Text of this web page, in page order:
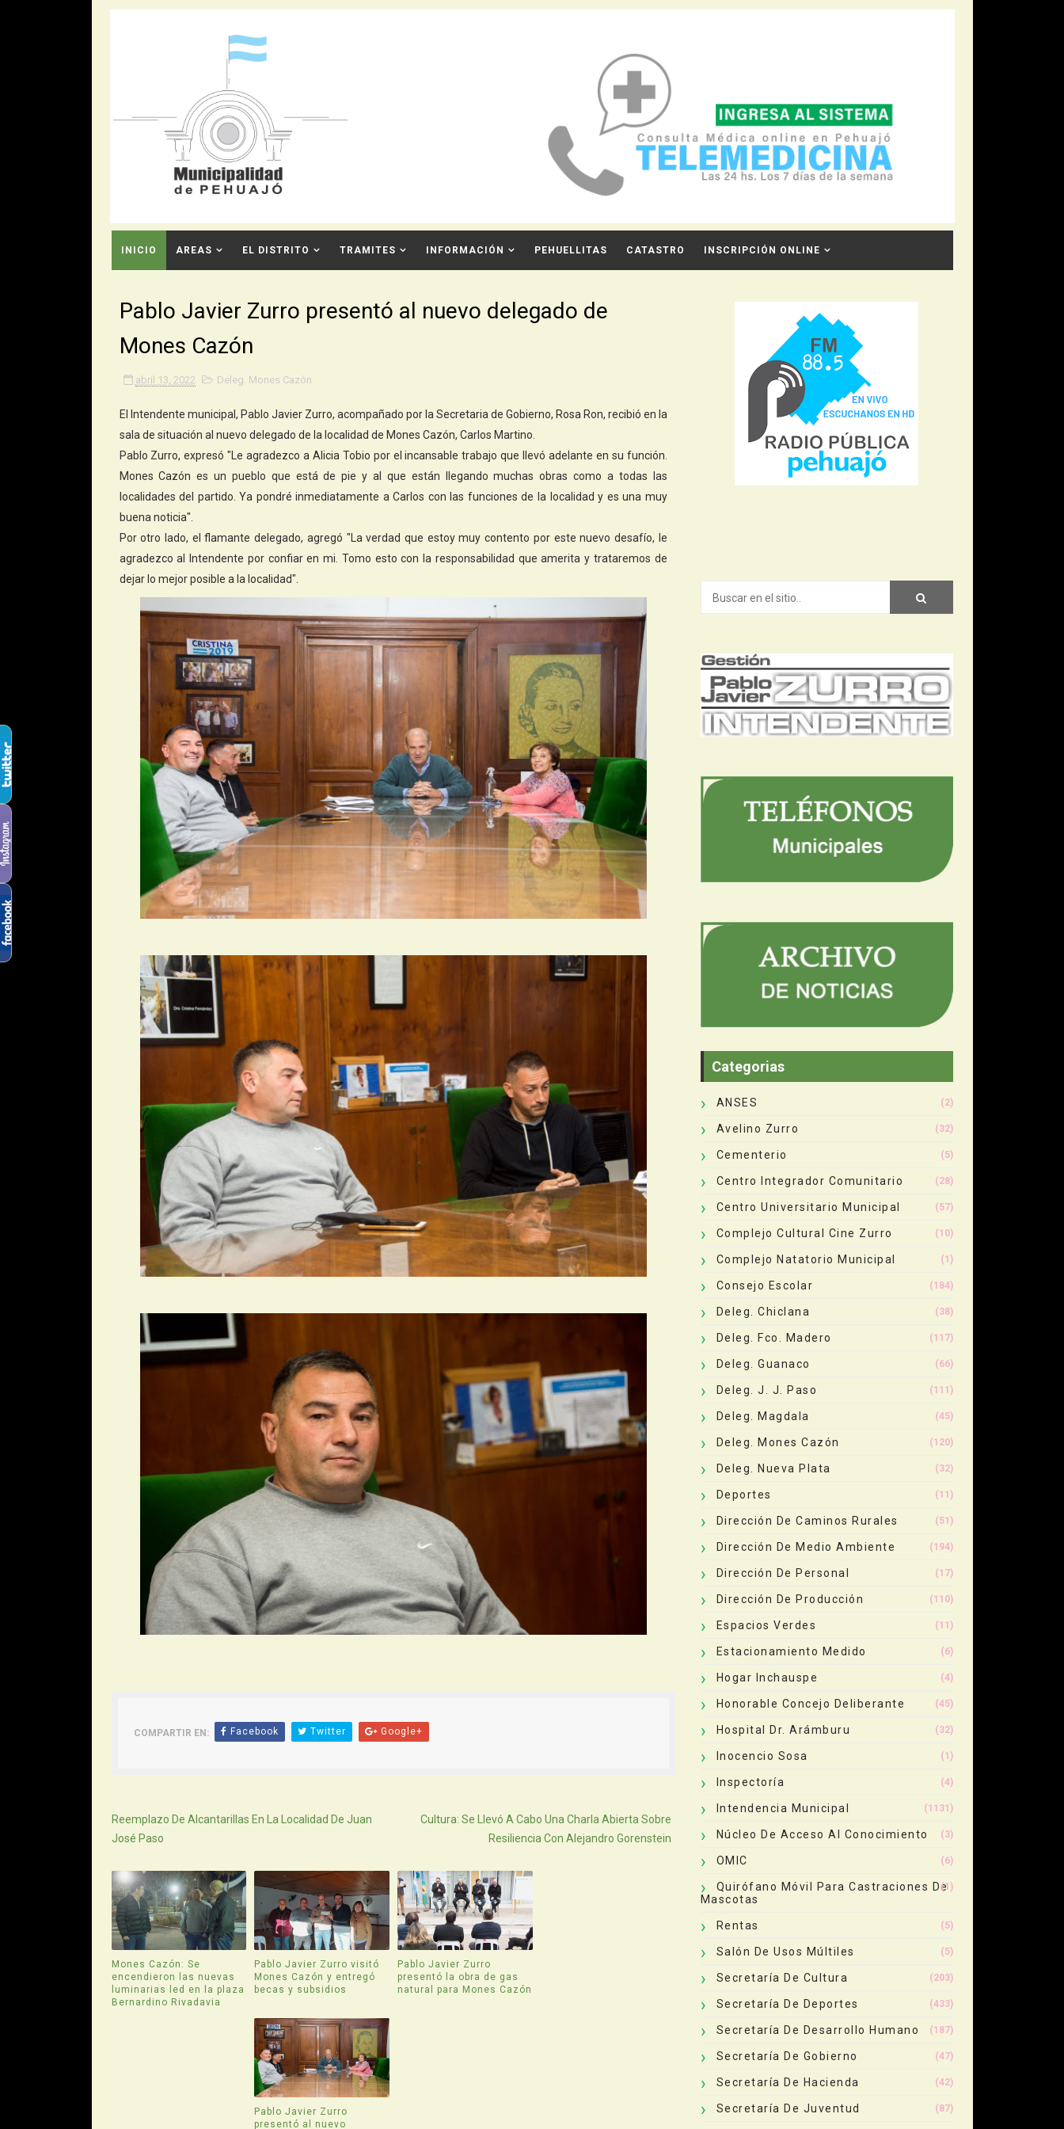
INICIO AREAS EL DISTRITO TRAMITES INFORMACIÓN PEHUELLITAS CATASTRO INSCRIPCIÓN ONLINE
Pablo Javier Zurro presentó al nuevo delegado de
Mones Cazón
abril 13, 2022 Deleg. Mones Cazón
El Intendente municipal, Pablo Javier Zurro, acompañado por la Secretaria de Gobierno, Rosa Ron, recibió en la
sala de situación al nuevo delegado de la localidad de Mones Cazón, Carlos Martino.
Pablo Zurro, expresó "Le agradezco a Alicia Tobio por el incansable trabajo que llevó adelante en su función.
Mones Cazón es un pueblo que está de pie y al que están llegando muchas obras como a todas las
localidades del partido. Ya pondré inmediatamente a Carlos con las funciones de la localidad y es una muy
buena noticia".
Por otro lado, el flamante delegado, agregó "La verdad que estoy muy contento por este nuevo desafío, le
agradezco al Intendente por confiar en mi. Tomo esto con la responsabilidad que amerita y trataremos de
dejar lo mejor posible a la localidad".
COMPARTIR EN: Facebook Twitter Google+
Reemplazo De Alcantarillas En La Localidad De Juan
José Paso
Cultura: Se Llevó A Cabo Una Charla Abierta Sobre
Resiliencia Con Alejandro Gorenstein
Mones Cazón: Se
encendieron las nuevas
luminarias led en la plaza
Bernardino Rivadavia
Pablo Javier Zurro visitó
Mones Cazón y entregó
becas y subsidios
Pablo Javier Zurro
presentó la obra de gas
natural para Mones Cazón
Pablo Javier Zurro
presentó al nuevo
Categorias
ANSES (2)
Avelino Zurro (32)
Cementerio (5)
Centro Integrador Comunitario (28)
Centro Universitario Municipal (57)
Complejo Cultural Cine Zurro (10)
Complejo Natatorio Municipal (1)
Consejo Escolar (184)
Deleg. Chiclana (38)
Deleg. Fco. Madero (117)
Deleg. Guanaco (66)
Deleg. J. J. Paso (111)
Deleg. Magdala (45)
Deleg. Mones Cazón (120)
Deleg. Nueva Plata (32)
Deportes (11)
Dirección De Caminos Rurales (51)
Dirección De Medio Ambiente (194)
Dirección De Personal (17)
Dirección De Producción (110)
Espacios Verdes (11)
Estacionamiento Medido (6)
Hogar Inchauspe (4)
Honorable Concejo Deliberante (45)
Hospital Dr. Arámburu (32)
Inocencio Sosa (1)
Inspectoría (4)
Intendencia Municipal (1131)
Núcleo De Acceso Al Conocimiento (3)
OMIC (6)
Quirófano Móvil Para Castraciones De
Mascotas
(1)
Rentas (5)
Salón De Usos Múltiles (5)
Secretaría De Cultura (203)
Secretaría De Deportes (433)
Secretaría De Desarrollo Humano (187)
Secretaría De Gobierno (47)
Secretaría De Hacienda (42)
Secretaría De Juventud (87)